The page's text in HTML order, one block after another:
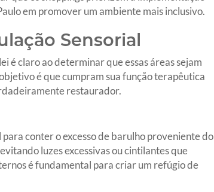
em promover um ambiente mais inclusivo.
Sensorial
é claro ao determinar que essas áreas sejam
é que cumpram sua função terapêutica
restaurador.
conter o excesso de barulho proveniente do
luzes excessivas ou cintilantes que
é fundamental para criar um refúgio de